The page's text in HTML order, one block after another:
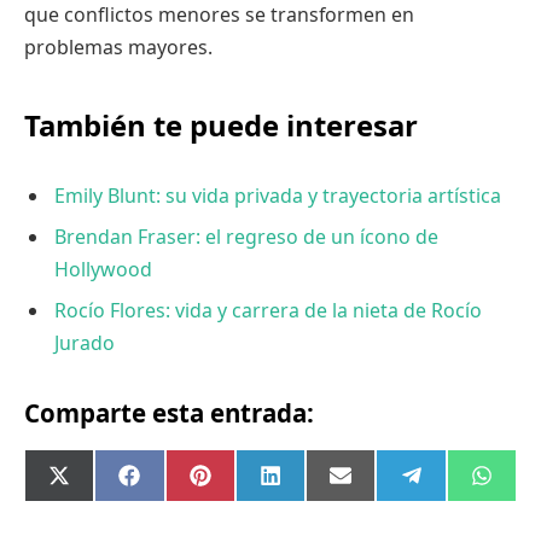
que conflictos menores se transformen en
problemas mayores.
También te puede interesar
Emily Blunt: su vida privada y trayectoria artística
Brendan Fraser: el regreso de un ícono de
Hollywood
Rocío Flores: vida y carrera de la nieta de Rocío
Jurado
Comparte esta entrada:
Compartir
en
X
(Twitter)
Compartir
en
FacebookCompartir
en
PinterestCompartir
en
LinkedInCompartir
en
Email Compartir
en
Telegram
en